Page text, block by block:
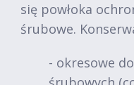
się powłoka
śrubowe.
- okresowe